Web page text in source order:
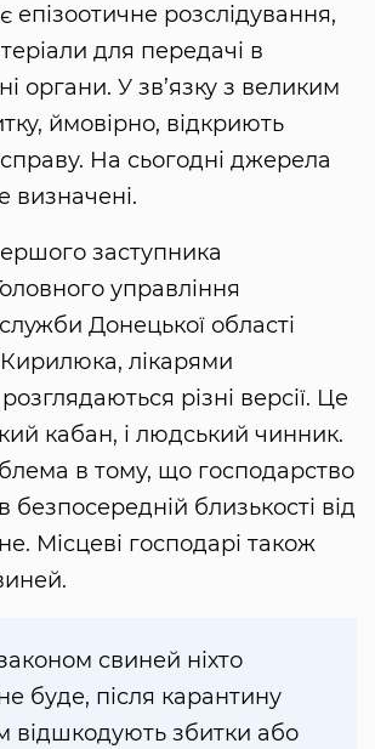
епізоотичне розслідування,
для передачі в
органи. У зв’язку з великим
ймовірно, відкриють
На сьогодні джерела
визначені.
заступника
управління
Донецької області
лікарями
розглядаються різні версії. Це
кабан, і людський чинник.
в тому, що господарство
безпосередній близькості від
Місцеві господарі також
свиней ніхто
буде, після карантину
відшкодують збитки або